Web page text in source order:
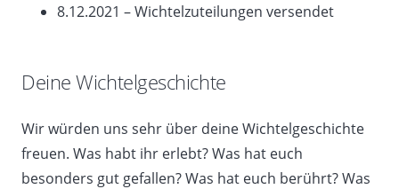
8.12.2021 – Wichtelzuteilungen versendet
Deine Wichtelgeschichte
Wir würden uns sehr über deine Wichtelgeschichte
freuen. Was habt ihr erlebt? Was hat euch
besonders gut gefallen? Was hat euch berührt? Was